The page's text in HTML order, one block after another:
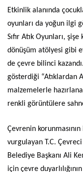
Etkinlik alanında
oyunları da yoğun ilgi
Sıfır Atık Oyunları,
dönüşüm atölyesi gibi
de çevre bilinci
gösterdiği “Atıklardan
malzemelerle
renkli görüntülere
Çevrenin
vurgulayan T.C.
Belediye Başkanı Ali
için çevre